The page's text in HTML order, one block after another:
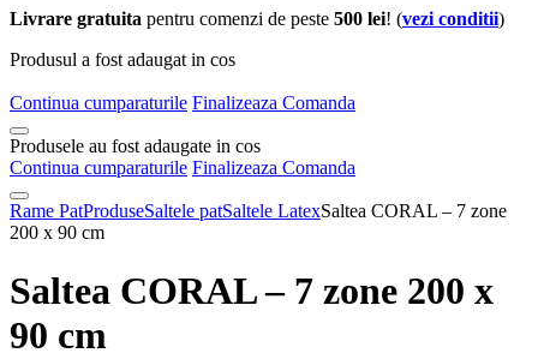
Livrare gratuita pentru comenzi de peste 500 lei! (vezi conditii)
Produsul a fost adaugat in cos
Continua cumparaturile Finalizeaza Comanda
Produsele au fost adaugate in cos
Continua cumparaturile Finalizeaza Comanda
Rame PatProduseSaltele patSaltele LatexSaltea CORAL – 7 zone
200 x 90 cm
Saltea CORAL – 7 zone 200 x
90 cm